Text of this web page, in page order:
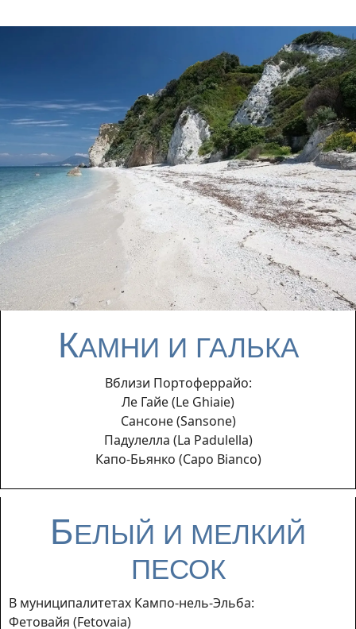
КАМНИ И ГАЛЬКА
Вблизи Портоферрайо:
Ле Гайе (Le Ghiaie)
Сансоне (Sansone)
Падулелла (La Padulella)
Капо-Бьянко (Capo Bianco)
БЕЛЫЙ И МЕЛКИЙ
ПЕСОК
В муниципалитетах Кампо-нель-Эльба:
Фетовайя (Fetovaia)